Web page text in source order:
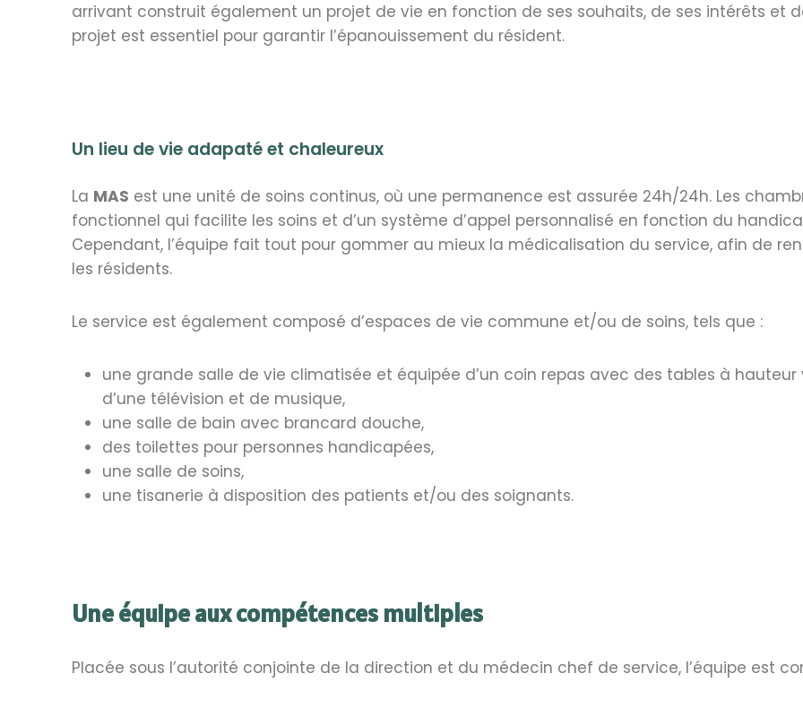
arrivant construit également un projet de vie en fonction de ses souhaits, de ses intérêts et
projet est essentiel pour garantir l’épanouissement du résident.
Un lieu de vie adapaté et chaleureux
La MAS est une unité de soins continus, où une permanence est assurée 24h/24h. Les
fonctionnel qui facilite les soins et d’un système d’appel personnalisé en fonction du
Cependant, l’équipe fait tout pour gommer au mieux la médicalisation du service, afin de
les résidents.
Le service est également composé d’espaces de vie commune et/ou de soins, tels que :
une grande salle de vie climatisée et équipée d’un coin repas avec des tables à
d’une télévision et de musique,
une salle de bain avec brancard douche,
des toilettes pour personnes handicapées,
une salle de soins,
une tisanerie à disposition des patients et/ou des soignants.
Une équipe aux compétences multiples
Placée sous l’autorité conjointe de la direction et du médecin chef de service, l’équipe est